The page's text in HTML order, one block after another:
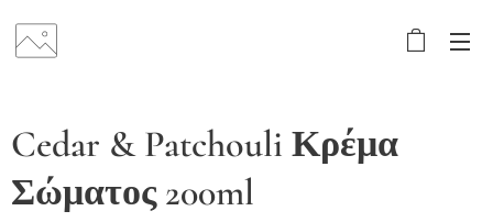
Cedar & Patchouli Κρέμα
Σώματος 200ml